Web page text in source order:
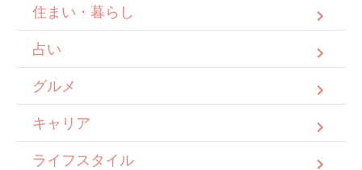
住まい・暮らし
占い
グルメ
キャリア
ライフスタイル